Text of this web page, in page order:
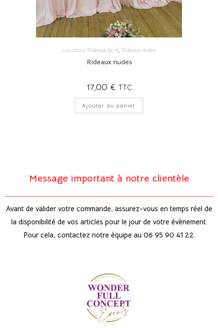
Location, Rideaux lycra, Rideaux nudes
Rideaux nudes
17,00 € TTC
Ajouter au panier
Message important à notre clientèle
Avant de valider votre commande, assurez-vous en temps réel de
la disponibilité de vos articles pour le jour de votre évènement.
Pour cela, contactez notre équipe au 06 95 90 41 22.